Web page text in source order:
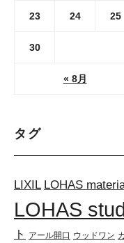
« 8月
23 24 25
30
タグ
LIXIL LOHAS
LOHAS
ト
アール開口 ウッドワン